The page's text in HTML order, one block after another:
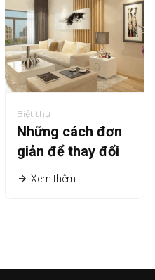
Biệt thự
Những cách đơn
giản để thay đổi
tư duy của bạn
Xem thêm